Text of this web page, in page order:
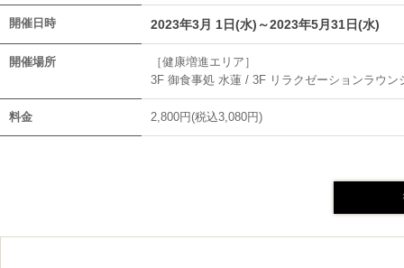
開催日時 2023年3月 1日(水)～2023年5月31日(水)
開催場所
［健康増進エリア］
3F 御食事処 水蓮 / 3F リラクゼーションラウン
料金 2,800円(税込3,080円)